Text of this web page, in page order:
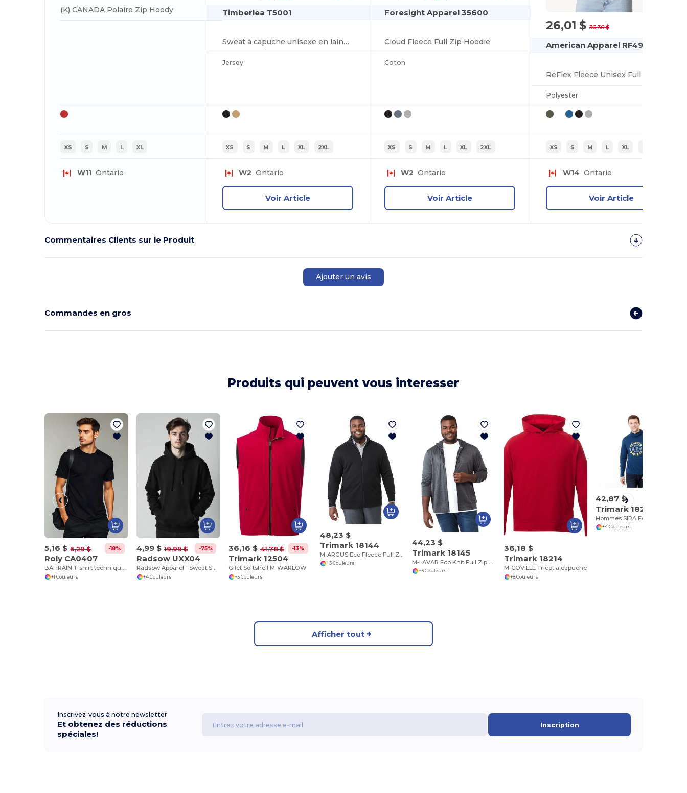
(K) CANADA Polaire Zip Hoody
XS S M L XL
W11Ontario
Timberlea T5001
Sweat à capuche unisexe en laine polaire Sherpa Shearling
Jersey
XS S M L XL 2XL
W2 Ontario
Voir Article
Foresight Apparel 35600
Cloud Fleece Full Zip Hoodie
Coton
XS S M L XL 2XL
W2 Ontario
Voir Article
26,01 $36,36 $
American Apparel RF497
Polyester
XS S M L XL
W14 Ontario
Voir Article
Commentaires Clients sur le Produit
Ajouter un avis
Commandes en gros
Produits qui peuvent vous interesser
5,16 $ 6,29 $ -18%
Roly CA0407
BAHRAIN T-shirt technique manches courtes raglan
+1 Couleurs
4,99 $ 19,99 $ -75%
Radsow UXX04
Radsow Apparel - Sweat Shirt à capuche London pour hommes
+4 Couleurs
36,16 $ 41,78 $ -13%
Trimark 12504
Gilet Softshell M-WARLOW
+5 Couleurs
48,23 $
Trimark 18144
M-ARGUS Eco Fleece Full Zip
+3 Couleurs
44,23 $
Trimark 18145
+3 Couleurs
36,18 $
Trimark 18214
M-COVILLE Tricot à capuche
+8 Couleurs
42,87 $
Trimark 18217
+4 Couleurs
Afficher tout
Inscrivez-vous à notre newsletter
Et obtenez des réductions
spéciales!
Inscription